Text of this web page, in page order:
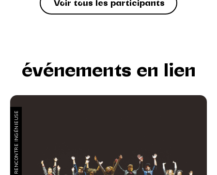
Voir tous les participants
événements en lien
RENCONTRE INGÉNIEUSE